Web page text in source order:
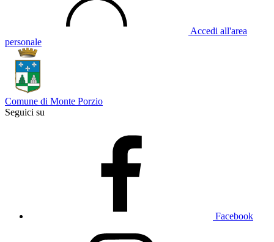
Accedi all'area
personale
Comune di Monte Porzio
Seguici su
Facebook